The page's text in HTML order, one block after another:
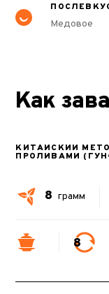
Медовое
Как
КИТАЙСКИЙ
ПРОЛИВАМИ
8 грамм
8